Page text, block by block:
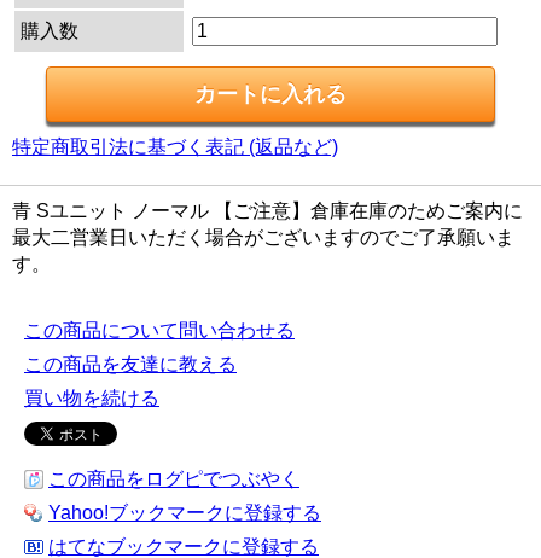
購入数
特定商取引法に基づく表記 (返品など)
青 Sユニット ノーマル 【ご注意】倉庫在庫のためご案内に
最大二営業日いただく場合がございますのでご了承願いま
す。
この商品について問い合わせる
この商品を友達に教える
買い物を続ける
この商品をログピでつぶやく
Yahoo!ブックマークに登録する
はてなブックマークに登録する